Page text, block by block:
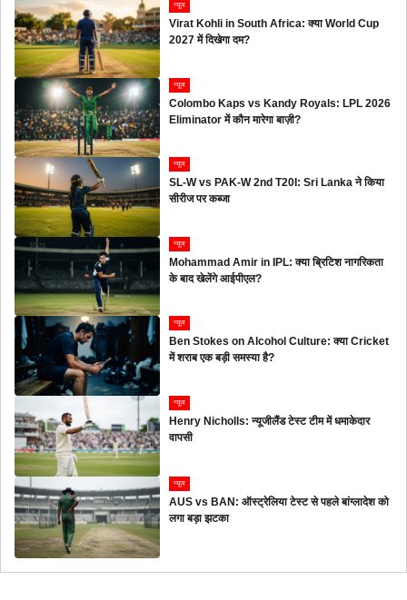
न्यूज
Virat Kohli in South Africa: क्या World Cup
2027 में दिखेगा दम?
न्यूज
Colombo Kaps vs Kandy Royals: LPL 2026
Eliminator में कौन मारेगा बाज़ी?
न्यूज
SL-W vs PAK-W 2nd T20I: Sri Lanka ने किया
सीरीज पर कब्जा
न्यूज
Mohammad Amir in IPL: क्या ब्रिटिश नागरिकता
के बाद खेलेंगे आईपीएल?
न्यूज
Ben Stokes on Alcohol Culture: क्या Cricket
में शराब एक बड़ी समस्या है?
न्यूज
Henry Nicholls: न्यूजीलैंड टेस्ट टीम में धमाकेदार
वापसी
न्यूज
AUS vs BAN: ऑस्ट्रेलिया टेस्ट से पहले बांग्लादेश को
लगा बड़ा झटका